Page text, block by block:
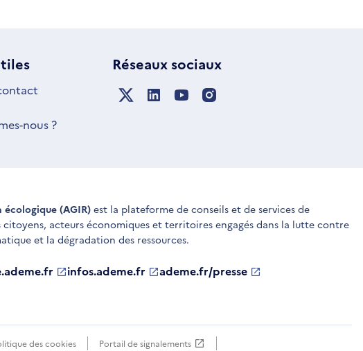
nous ?
Réseaux sociaux
(AGIR) est la plateforme de conseils et de services de
citoyens, acteurs économiques et territoires engagés dans la lutte contre
et la dégradation des ressources.
infos.ademe.fr
S'ouvre ademe.fr/presse
S'ouvre
des cookies Portail de signalements
S'ouvre